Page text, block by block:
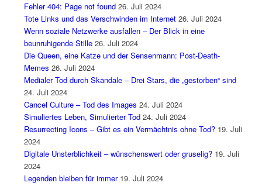
Fehler 404: Page not found 26. Juli 2024
Tote Links und das Verschwinden im Internet 26. Juli 2024
Wenn soziale Netzwerke ausfallen – Der Blick in eine
beunruhigende Stille 26. Juli 2024
Die Queen, eine Katze und der Sensenmann: Post-Death-
Memes 26. Juli 2024
Medialer Tod durch Skandale – Drei Stars, die „gestorben“ sind
24. Juli 2024
Cancel Culture – Tod des Images 24. Juli 2024
Simuliertes Leben, Simulierter Tod 24. Juli 2024
Resurrecting Icons – Gibt es ein Vermächtnis ohne Tod? 19. Juli
2024
Digitale Unsterblichkeit – wünschenswert oder gruselig? 19. Juli
2024
Legenden bleiben für immer 19. Juli 2024